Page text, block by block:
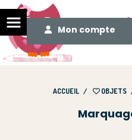
Le
Mon compte
ACCUEIL OBJETS